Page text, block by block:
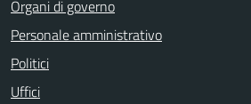
Organi di governo
Personale amministrativo
Politici
Uffici